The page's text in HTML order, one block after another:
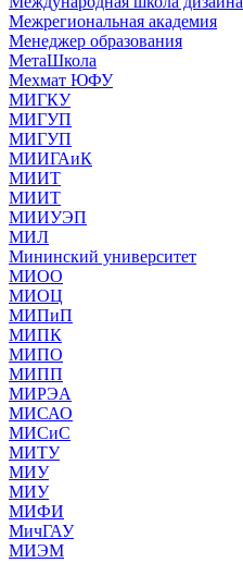
Межрегиональная академия
Менеджер образования
МетаШкола
Мехмат ЮФУ
МИГКУ
МИГУП
МИГУП
МИИГАиК
МИИТ
МИИТ
МИИУЭП
МИЛ
Мининский университет
МИОО
МИОЦ
МИПиП
МИПК
МИПО
МИПП
МИРЭА
МИСАО
МИСиС
МИТУ
МИУ
МИУ
МИФИ
МичГАУ
МИЭМ